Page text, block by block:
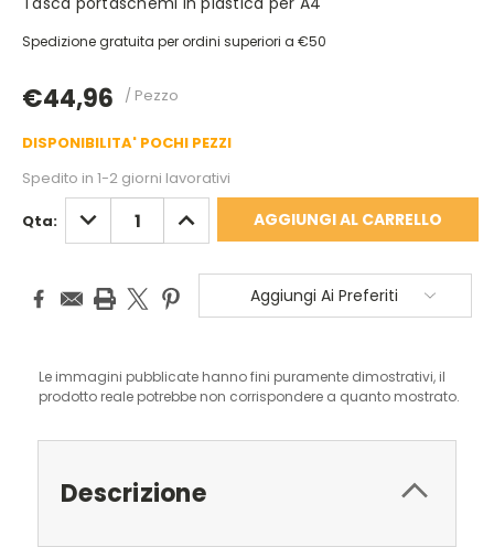
Spedizione gratuita per ordini superiori a €50
€44,96 / Pezzo
DISPONIBILITA' POCHI PEZZI
Spedito in 1-2 giorni lavorativi
Qta: DIMINUISCI
QUANTITÀ:
AUMENTA
QUANTITÀ:
Aggiungi Ai Preferiti
Le immagini pubblicate hanno fini puramente dimostrativi, il
prodotto reale potrebbe non corrispondere a quanto mostrato.
Descrizione